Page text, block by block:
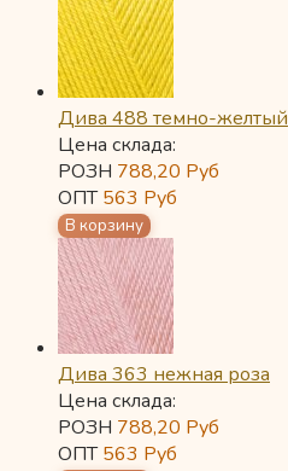
Дива 488 темно-желтый
Цена склада:
РОЗН 788,20 Руб
ОПТ563 Руб
Дива 363 нежная роза
Цена склада:
РОЗН 788,20 Руб
ОПТ563 Руб